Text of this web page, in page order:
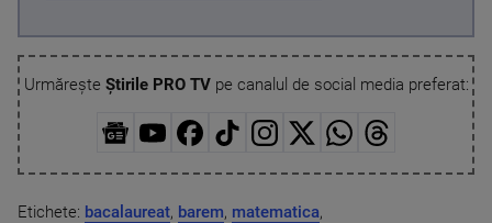
Urmărește Știrile PRO TVpe canalul de social media preferat:
Etichete: bacalaureat, barem, matematica,